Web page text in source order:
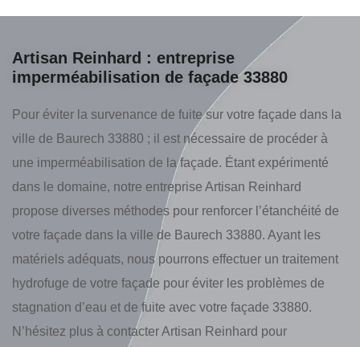
Artisan Reinhard : entreprise
imperméabilisation de façade 33880
Pour éviter la survenance de fuite sur votre façade dans la
ville de Baurech 33880 ; il est nécessaire de procéder à
une imperméabilisation de la façade. Étant expérimenté
dans le domaine, notre entreprise Artisan Reinhard
propose diverses méthodes pour renforcer l’étanchéité de
votre façade dans la ville de Baurech 33880. Ayant les
matériels adéquats, nous pourrons effectuer un traitement
hydrofuge de votre façade pour éviter les problèmes de
stagnation d’eau et de fuite avec votre façade 33880.
N’hésitez plus à contacter Artisan Reinhard pour